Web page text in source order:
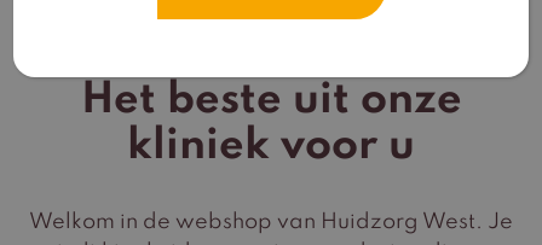
Het beste uit onze
kliniek voor u
Welkom in de webshop van Huidzorg West. Je